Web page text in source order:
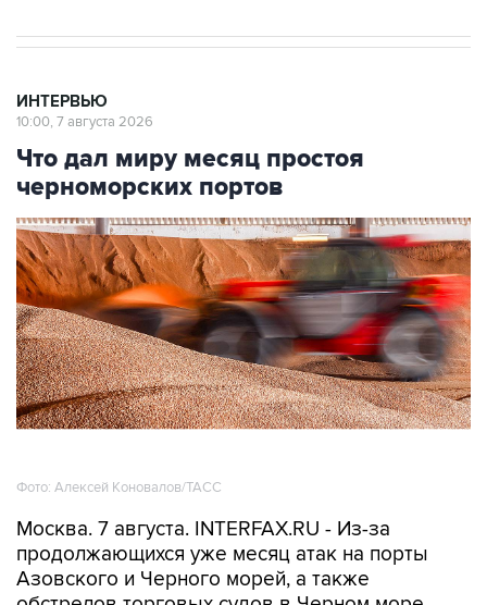
ИНТЕРВЬЮ
10:00, 7 августа 2026
Что дал миру месяц простоя
черноморских портов
Фото: Алексей Коновалов/ТАСС
Москва. 7 августа. INTERFAX.RU - Из-за
продолжающихся уже месяц атак на порты
Азовского и Черного морей, а также